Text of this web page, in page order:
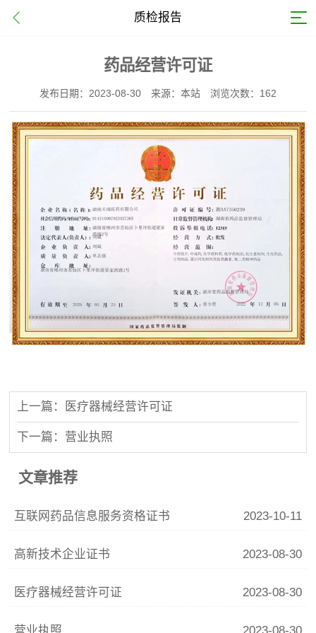
质检报告
药品经营许可证
发布日期：2023-08-30 来源：本站 浏览次数：162
上一篇：医疗器械经营许可证
下一篇：营业执照
文章推荐
互联网药品信息服务资格证书 2023-10-11
高新技术企业证书 2023-08-30
医疗器械经营许可证 2023-08-30